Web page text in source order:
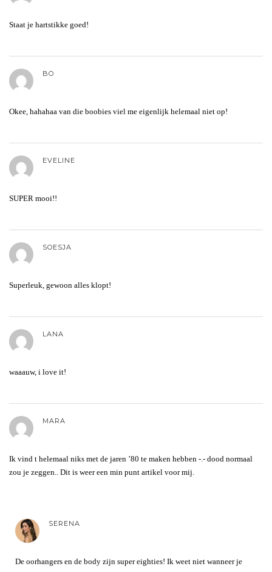
Staat je hartstikke goed!
BO
Okee, hahahaa van die boobies viel me eigenlijk helemaal niet op!
EVELINE
SUPER mooi!!
SOESJA
Superleuk, gewoon alles klopt!
LANA
waaauw, i love it!
MARA
Ik vind t helemaal niks met de jaren ’80 te maken hebben -.- dood normaal
zou je zeggen.. Dit is weer een min punt artikel voor mij.
SERENA
De oorhangers en de body zijn super eighties! Ik weet niet wanneer je